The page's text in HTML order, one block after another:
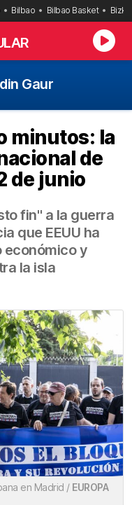
Bilbao Bilbao Basket
Gaur
minutos: la
de
de junio
fin" a la guerra
que EEUU ha
económico y
la isla
en Madrid / EUROPA